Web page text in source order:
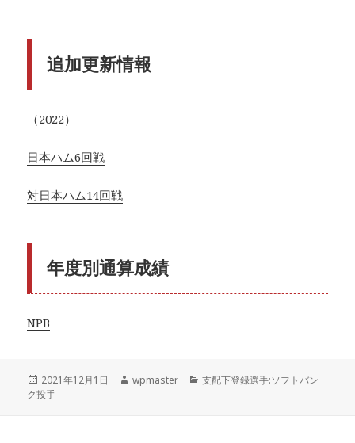
追加更新情報
（2022）
日本ハム6回戦
対日本ハム14回戦
年度別通算成績
NPB
投
稿
2021年12月1日
作
wpmaster
カ
支配下登録選手:ソフトバン
ク投手